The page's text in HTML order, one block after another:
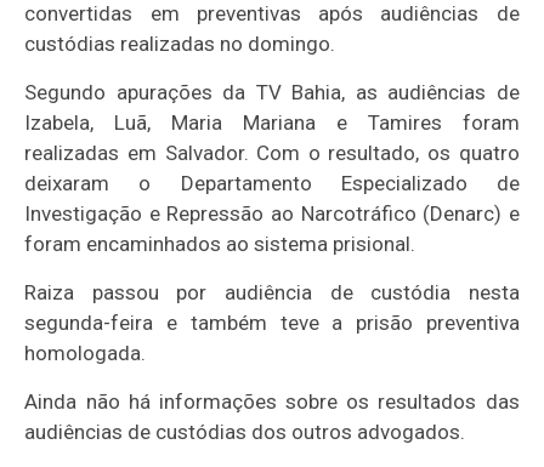
convertidas em preventivas após audiências de
custódias realizadas no domingo.
Segundo apurações da TV Bahia, as audiências de
Izabela, Luã, Maria Mariana e Tamires foram
realizadas em Salvador. Com o resultado, os quatro
deixaram o Departamento Especializado de
Investigação e Repressão ao Narcotráfico (Denarc) e
foram encaminhados ao sistema prisional.
Raiza passou por audiência de custódia nesta
segunda-feira e também teve a prisão preventiva
homologada.
Ainda não há informações sobre os resultados das
audiências de custódias dos outros advogados.